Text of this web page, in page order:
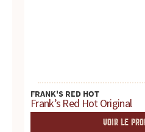
t
o
FRANK'S RED HOT
Frank’s Red Hot Original
VOIR LE